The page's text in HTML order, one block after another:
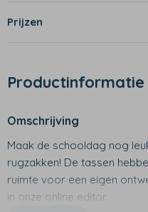
Prijzen
Productinformatie
Omschrijving
Maak de schooldag nog
rugzakken! De tassen
ruimte voor een eigen
in onze online editor.